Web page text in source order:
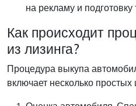
на рекламу и
Как происходит
из лизинга?
Процедура выкупа
включает несколько простых